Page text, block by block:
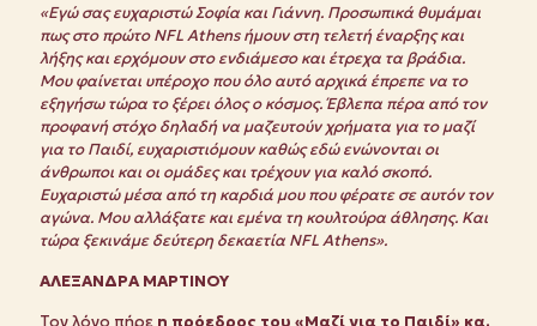
«Εγώ σας ευχαριστώ Σοφία και Γιάννη. Προσωπικά θυμάμαι
πως στο πρώτο NFL Athens ήμουν στη τελετή έναρξης και
λήξης και ερχόμουν στο ενδιάμεσο και έτρεχα τα βράδια.
Μου φαίνεται υπέροχο που όλο αυτό αρχικά έπρεπε να το
εξηγήσω τώρα το ξέρει όλος ο κόσμος. Έβλεπα πέρα από τον
προφανή στόχο δηλαδή να μαζευτούν χρήματα για το μαζί
για το Παιδί, ευχαριστιόμουν καθώς εδώ ενώνονται οι
άνθρωποι και οι ομάδες και τρέχουν για καλό σκοπό.
Ευχαριστώ μέσα από τη καρδιά μου που φέρατε σε αυτόν τον
αγώνα. Μου αλλάξατε και εμένα τη κουλτούρα άθλησης. Και
τώρα ξεκινάμε δεύτερη δεκαετία NFL Athens».
ΑΛΕΞΑΝΔΡΑ ΜΑΡΤΙΝΟΥ
Τον λόγο πήρε η πρόεδρος του «Μαζί για το Παιδί» κα.